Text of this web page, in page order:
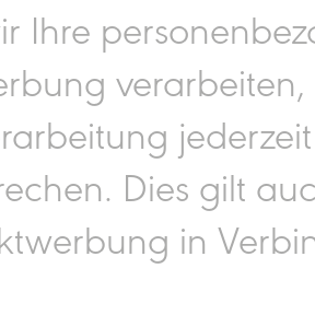
Ihre
Dies gilt
in